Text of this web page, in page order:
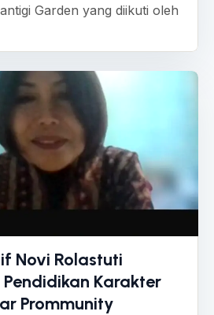
Garden yang diikuti oleh
Novi Rolastuti
Karakter
Prommunity